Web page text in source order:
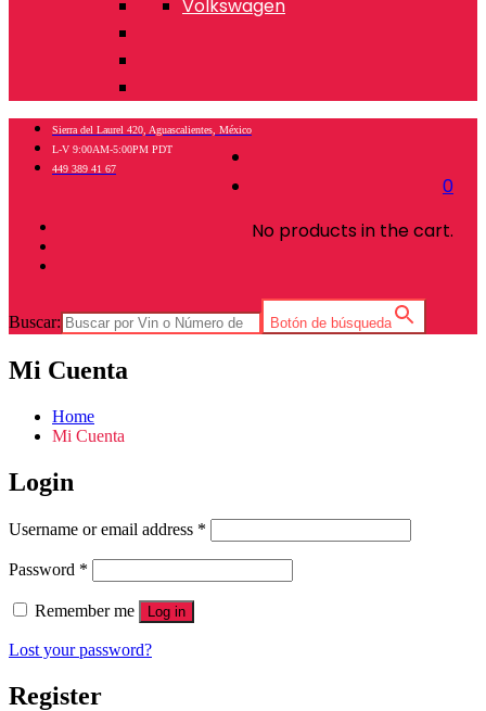
Volkswagen
0
No products in the cart.
Sierra del Laurel 420, Aguascalientes, México
L-V 9:00AM-5:00PM PDT
449 389 41 67
Buscar: Botón de búsqueda
Mi Cuenta
Home
Mi Cuenta
Login
Username or email address *
Password *
Remember me Log in
Lost your password?
Register